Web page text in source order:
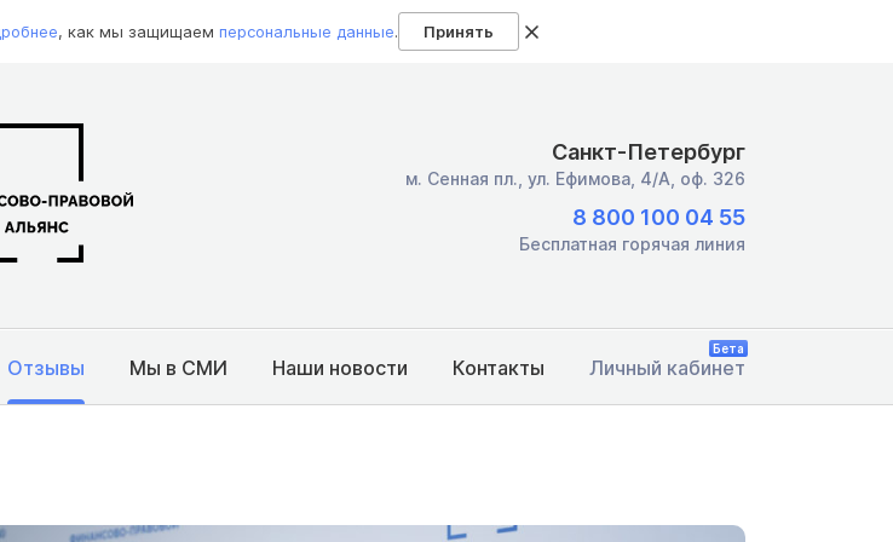
, как мы защищаем персональные данные. Принять
Санкт-Петербург
м. Сенная пл., ул. Ефимова, 4/А, оф. 326
8 800 100 04 55
Бесплатная горячая линия
Отзывы Мы в СМИ Наши новости Контакты Личный кабинет
Бета